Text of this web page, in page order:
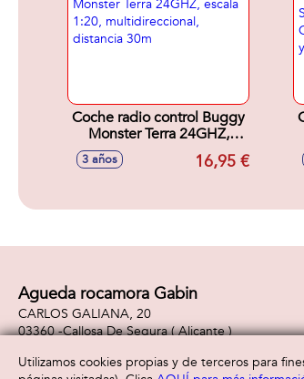
Coche radio control Buggy
Monster Terra 24GHZ,
escala 1:20,
multidireccional, distancia
3 años 16,95 €
Agueda rocamora Gabin
CARLOS GALIANA, 20
03360 -Callosa De Segura( Alicante )
Utilizamos cookies propias y de terceros para